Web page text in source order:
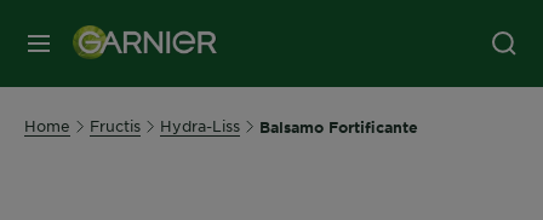
MENU
Home Fructis Hydra-Liss Balsamo Fortificante